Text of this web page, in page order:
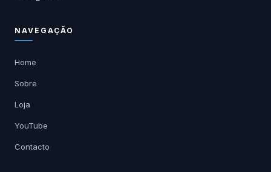
NAVEGAÇÃO
Home
Sobre
Loja
YouTube
Contacto